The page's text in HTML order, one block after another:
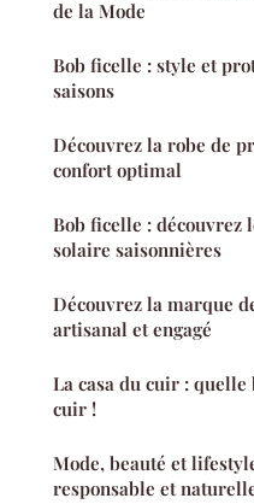
de la Mode
Bob ficelle : style et
saisons
Découvrez la robe de
confort optimal
Bob ficelle : découvrez
solaire saisonnières
Découvrez la marque
artisanal et engagé
La casa du cuir : quelle
cuir !
Mode, beauté et
responsable et